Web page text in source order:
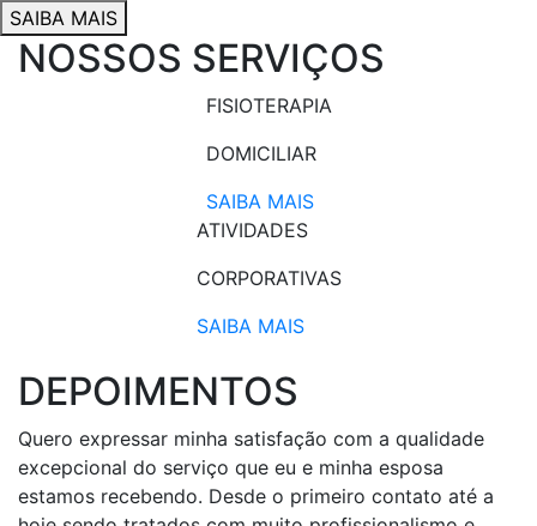
SAIBA MAIS
NOSSOS SERVIÇOS
FISIOTERAPIA
DOMICILIAR
SAIBA MAIS
ATIVIDADES
CORPORATIVAS​
SAIBA MAIS
DEPOIMENTOS
Quero expressar minha satisfação com a qualidade
excepcional do serviço que eu e minha esposa
estamos recebendo. Desde o primeiro contato até a